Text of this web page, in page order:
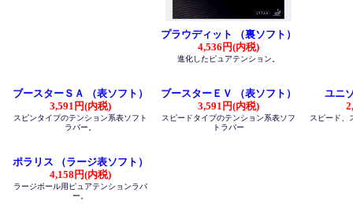
プラウディット （裏ソフト）
4,536円(内税)
進化したピュアテンション。
ブースターＳＡ （表ソフト）
3,591円(内税)
スピンタイプのテンション系表ソフト
ラバー。
ブースターＥＶ （表ソフト）
3,591円(内税)
スピードタイプのテンション系表ソフ
トラバー
ユニ
スピード、
ポラリス （ラージ表ソフト）
4,158円(内税)
ラージボール用ピュアテンションラバ
ー。